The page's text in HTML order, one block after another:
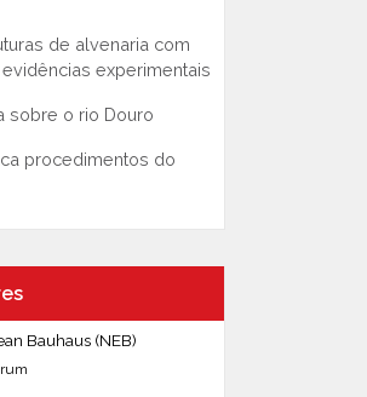
de alvenaria com
experimentais
sobre o rio Douro
procedimentos do
Bauhaus (NEB)